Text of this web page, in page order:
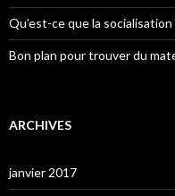
Qu’est-ce que la socialisation
Bon plan pour trouver du
ARCHIVES
janvier 2017